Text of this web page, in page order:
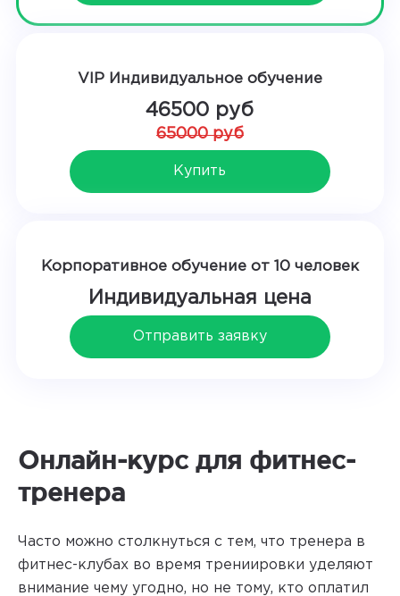
VIP Индивидуальное обучение
46500 руб
65000 руб
Купить
Корпоративное обучение от 10 человек
Индивидуальная цена
Отправить заявку
Онлайн-курс для фитнес-
тренера
Часто можно столкнуться с тем, что тренера в
фитнес-клубах во время трениировки уделяют
внимание чему угодно, но не тому, кто оплатил